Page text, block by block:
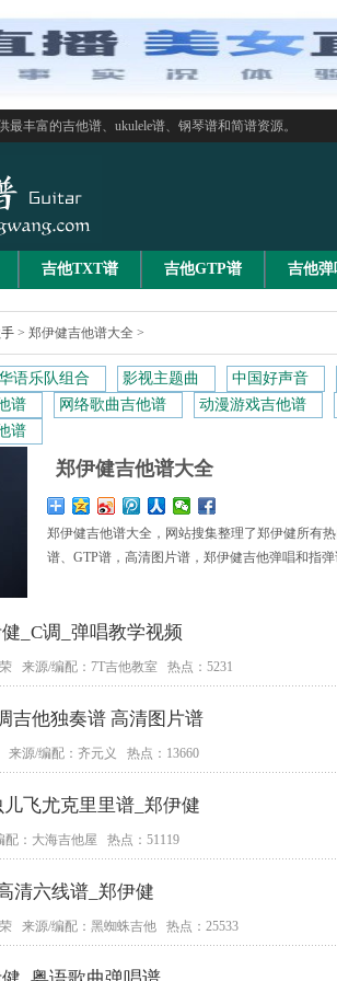
丰富的吉他谱、ukulele谱、钢琴谱和简谱资源。
吉他TXT谱 吉他GTP谱 吉他弹
> 郑伊健吉他谱大全 >
语乐队组合 影视主题曲 中国好声音
谱 网络歌曲吉他谱 动漫游戏吉他谱
谱
郑伊健吉他谱大全
郑伊健吉他谱大全，网站搜集整理了郑伊健所有
谱、GTP谱，高清图片谱，郑伊健吉他弹唱和指
_C调_弹唱教学视频
来源/编配：7T吉他教室 热点：5231
吉他独奏谱 高清图片谱
来源/编配：齐元义 热点：13660
飞尤克里里谱_郑伊健
：大海吉他屋 热点：51119
清六线谱_郑伊健
来源/编配：黑蜘蛛吉他 热点：25533